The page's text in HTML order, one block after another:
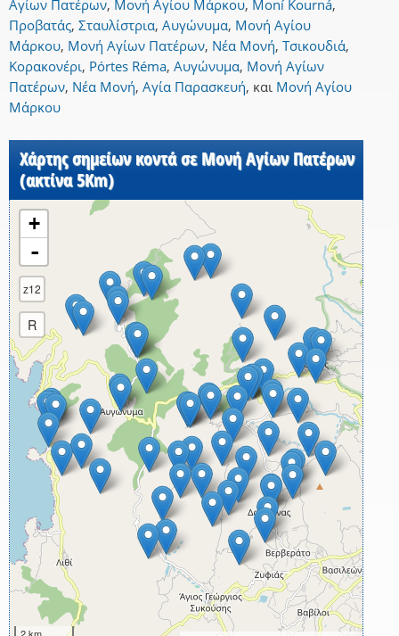
Αγίων Πατέρων, Μονή Αγίου Μάρκου, Moní Kourná,
Προβατάς, Σταυλίστρια, Αυγώνυμα, Μονή Αγίου
Μάρκου, Μονή Αγίων Πατέρων, Νέα Μονή, Τσικουδιά,
Κορακονέρι, Pórtes Réma, Αυγώνυμα, Μονή Αγίων
Πατέρων, Νέα Μονή, Αγία Παρασκευή, και Μονή Αγίου
Μάρκου
Χάρτης σημείων κοντά σε Μονή Αγίων Πατέρων
(ακτίνα 5Km)
+
-
z12
R